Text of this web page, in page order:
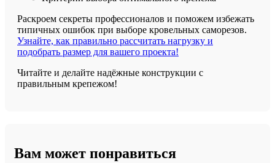
Раскроем секреты профессионалов и поможем избежать
типичных ошибок при выборе кровельных саморезов.
Узнайте, как правильно рассчитать нагрузку и
подобрать размер для вашего проекта!
Читайте и делайте надёжные конструкции с
правильным крепежом!
Вам может понравиться